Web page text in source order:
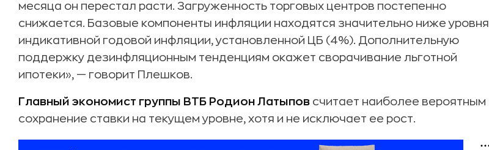
месяца он перестал расти. Загруженность торговых центров постепенно
снижается. Базовые компоненты инфляции находятся значительно ниже уровня
индикативной годовой инфляции, установленной ЦБ (4%). Дополнительную
поддержку дезинфляционным тенденциям окажет сворачивание льготной
ипотеки», — говорит Плешков.
Главный экономист группы ВТБ Родион Латыпов считает наиболее вероятным
сохранение ставки на текущем уровне, хотя и не исключает ее рост.